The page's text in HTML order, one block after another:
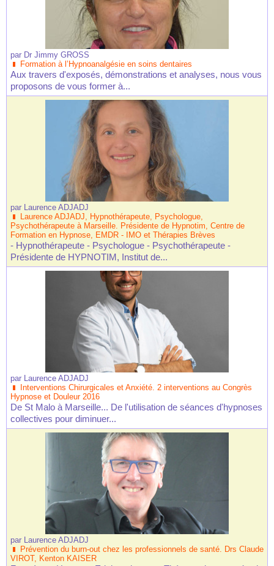
par Dr Jimmy GROSS
Formation à l’Hypnoanalgésie en soins dentaires
Aux travers d'exposés, démonstrations et analyses, nous vous
proposons de vous former à...
par Laurence ADJADJ
Laurence ADJADJ, Hypnothérapeute, Psychologue,
Psychothérapeute à Marseille. Présidente de Hypnotim, Centre de
Formation en Hypnose, EMDR - IMO et Thérapies Brèves
- Hypnothérapeute - Psychologue - Psychothérapeute -
Présidente de HYPNOTIM, Institut de...
par Laurence ADJADJ
Interventions Chirurgicales et Anxiété. 2 interventions au Congrès
Hypnose et Douleur 2016
De St Malo à Marseille... De l'utilisation de séances d'hypnoses
collectives pour diminuer...
par Laurence ADJADJ
Prévention du burn-out chez les professionnels de santé. Drs Claude
VIROT, Kenton KAISER